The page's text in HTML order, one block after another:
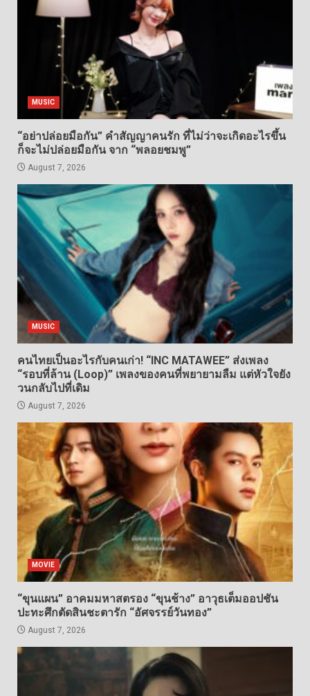
MUSIC
“อย่าปล่อยมือกัน” คำสัญญาคนรัก ที่ไม่ว่าจะเกิดอะไรขึ้น
ก็จะไม่ปล่อยมือกัน จาก “พลอยชมพู”
August 7, 2026
MUSIC
คนไทยเป็นอะไรกับคนเก่า! “INC MATAWEE” ส่งเพลง
“รอบที่ล้าน (Loop)” เพลงของคนที่พยายามลืม แต่หัวใจยัง
วนกลับไปที่เดิม
August 7, 2026
MOVIE
“ขุนแผน” อาคมมหาสตรอง “ขุนช้าง” อาวุธเต็มออปชัน
ปะทะศึกตัดสินชะตารัก “อัศจรรย์วันทอง”
August 7, 2026